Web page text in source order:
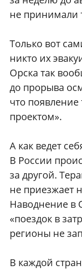
не принимали
Только вот
никто их
Орска так
до прорыва
что
проектом».
А как ведет
В России
за другой.
не приезжает
Наводнение в
«поездок в
регионы не
В каждой